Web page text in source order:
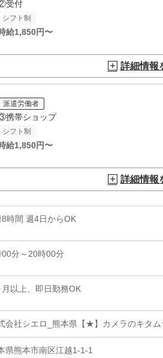
受付
シフト制
給1,850円〜
詳細情報
派遣労働者
携帯ショップ
シフト制
給1,850円〜
詳細情報
8時間 週4日からOK
00分～20時00分
月以上、即日勤務OK
会社シエロ_熊本県【★】カメラのキタム
県熊本市南区江越1-1-1